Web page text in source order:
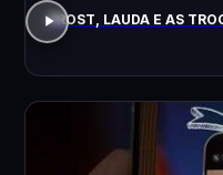
PROST, LAUDA E AS